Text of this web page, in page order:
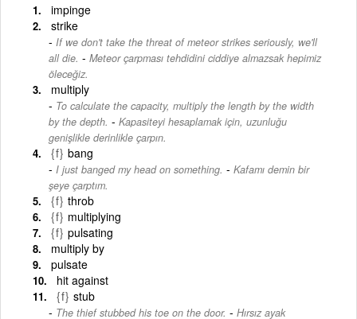
impinge
strike
If we don't take the threat of meteor strikes seriously, we'll
all die. - Meteor çarpması tehdidini ciddiye almazsak hepimiz
öleceğiz.
multiply
To calculate the capacity, multiply the length by the width
by the depth. - Kapasiteyi hesaplamak için, uzunluğu
genişlikle derinlikle çarpın.
{f} bang
I just banged my head on something. - Kafamı demin bir
şeye çarptım.
{f} throb
{f} multiplying
{f} pulsating
multiply by
pulsate
hit against
{f} stub
The thief stubbed his toe on the door. - Hırsız ayak